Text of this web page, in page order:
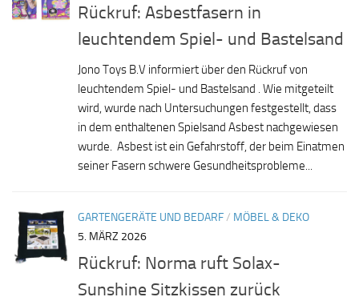
Rückruf: Asbestfasern in
leuchtendem Spiel- und Bastelsand
Jono Toys B.V informiert über den Rückruf von
leuchtendem Spiel- und Bastelsand . Wie mitgeteilt
wird, wurde nach Untersuchungen festgestellt, dass
in dem enthaltenen Spielsand Asbest nachgewiesen
wurde. Asbest ist ein Gefahrstoff, der beim Einatmen
seiner Fasern schwere Gesundheitsprobleme...
GARTENGERÄTE UND BEDARF/ MÖBEL & DEKO
5. MÄRZ 2026
Rückruf: Norma ruft Solax-
Sunshine Sitzkissen zurück